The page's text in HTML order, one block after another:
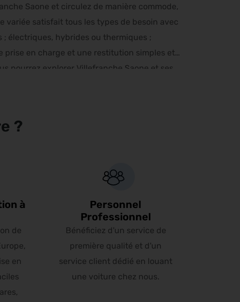
Saone et circulez de manière commode,
variée satisfait tous les types de besoin avec
électriques, hybrides ou thermiques ;
prise en charge et une restitution simples et
pourrez explorer Villefranche Saone et ses
de déplacement complète à tout instant.
?
à
de
en
Personnel
Professionnel
Bénéficiez d'un service de
première qualité et d'un
service client dédié en louant
une voiture chez nous.